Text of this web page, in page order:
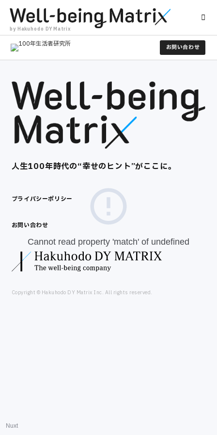
by Hakuhodo DY Matrix
お問い合わせ
Cannot read property 'match' of undefined
Nuxt
人生100年時代の​“幸せのヒント”がここに。​
プライバシーポリシー
お問い合わせ
Copyright © Hakuhodo DY Matrix Inc. All rights reserved.